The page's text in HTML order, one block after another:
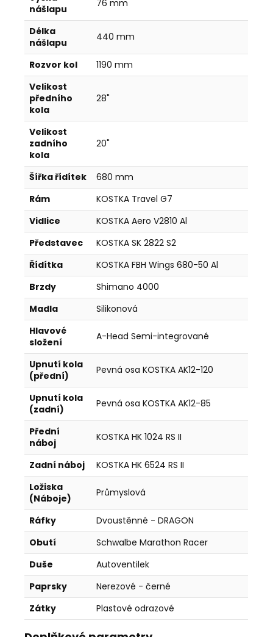
nášlapu
76 mm
Délka
nášlapu
440 mm
Rozvor kol
1190 mm
Velikost
předního
kola
28"
Velikost
zadního
kola
20"
Šířka řídítek
680 mm
Rám
KOSTKA Travel G7
Vidlice
KOSTKA Aero V2810 Al
Představec
KOSTKA SK 2822 S2
Řídítka
KOSTKA FBH Wings 680-50 Al
Brzdy
Shimano 4000
Madla
Silikonová
Hlavové
složení
A-Head Semi-integrované
Upnutí kola
(přední)
Pevná osa KOSTKA AK12-120
Upnutí kola
(zadní)
Pevná osa KOSTKA AK12-85
Přední
náboj
KOSTKA HK 1024 RS II
Zadní náboj
KOSTKA HK 6524 RS II
Ložiska
(Náboje)
Průmyslová
Ráfky
Dvoustěnné - DRAGON
Obutí
Schwalbe Marathon Racer
Duše
Autoventilek
Paprsky
Nerezové - černé
Zátky
Plastové odrazové